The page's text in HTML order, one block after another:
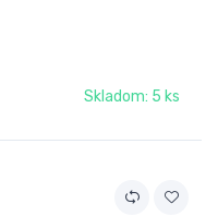
Skladom: 5 ks